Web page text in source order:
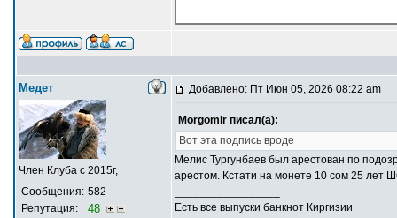
Медет
Член Клуба с 2015г,
Сообщения: 582
Репутация:
48
Добавлено: Пт Июн 05, 2026 08:22 am
Morgomir писал(а):
Вот эта подпись вроде
Мелис Тургунбаев был арестован по
арестом. Кстати на монете 10 сом 25 лет
Есть все выпуски банкнот Киргизии